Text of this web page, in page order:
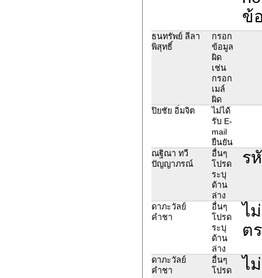
ข้
ธนทรัพย์ ลีลา
พิสุทธิ์
กรอก
ข้อมูล
ผิด
เช่น
กรอก
เมล์
ผิด
ปิยชัย อิ่มจิต
ไม่ได้
รับ E-
mail
ยืนยัน
ณฐิณา ทวี
ปัญญาภรณ์
อื่นๆ
โปรด
ระบุ
ด้าน
ล่าง
ร
ดาภะวัลย์
คำชา
อื่นๆ
โปรด
ระบุ
ด้าน
ล่าง
ไ
ต
ดาภะวัลย์
คำชา
อื่นๆ
โปรด
ไ